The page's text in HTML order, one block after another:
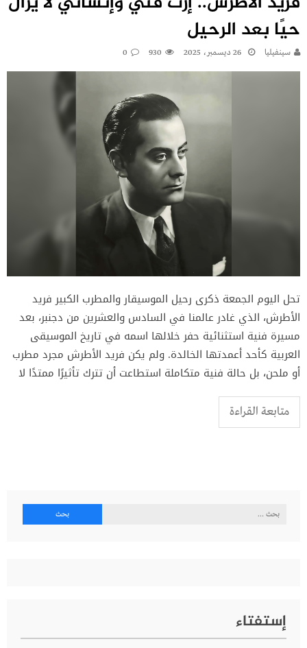
حيًا بعد الرحيل
سينفيليا 26 ديسمبر، 2025 930
0
تحل اليوم الجمعة ذكرى رحيل الموسيقار والمطرب الكبير فريد
الأطرش، الذي غادر عالمنا في السادس والعشرين من دجنبر، بعد
مسيرة فنية استثنائية حفر خلالها اسمه في تاريخ الموسيقى
العربية كأحد أعمدتها الخالدة. ولم يكن فريد الأطرش مجرد مطرب
أو ملحن، بل حالة فنية متكاملة استطاعت أن تترك تأثيرًا ممتدًا لا
متابعة القراءة
البحث
إستفتاء